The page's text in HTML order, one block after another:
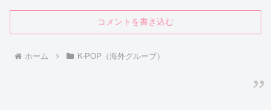
コメントを書き込む
ホーム K-POP（海外グループ）